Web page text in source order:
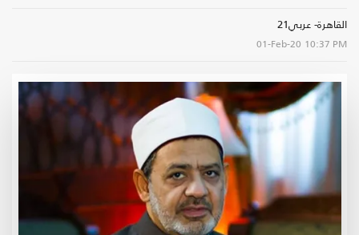
القاهرة- عربي21
01-Feb-20 10:37 PM